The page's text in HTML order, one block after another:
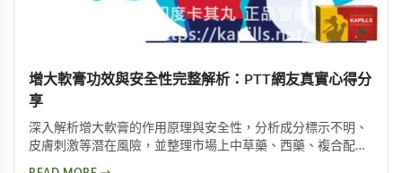
增大軟膏功效與安全性完整解析：PTT網友真實心得分
享
深入解析增大軟膏的作用原理與安全性，分析成分標示不明、
皮膚刺激等潛在風險，並整理市場上中草藥、西藥、複合配方